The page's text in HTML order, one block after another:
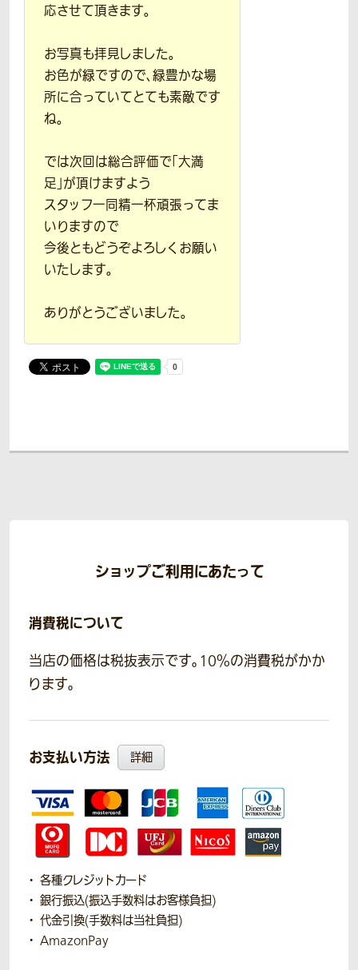
応させて頂きます。
お写真も拝見しました。
お色が緑ですので、緑豊かな場
所に合っていてとても素敵です
ね。
では次回は総合評価で「大満
足」が頂けますよう
スタッフ一同精一杯頑張ってま
いりますので
今後ともどうぞよろしくお願い
いたします。
ありがとうございました。
ショップご利用にあたって
消費税について
当店の価格は税抜表示です。10％の消費税がかか
ります。
お支払い方法 詳細
各種クレジットカード
銀行振込(振込手数料はお客様負担)
代金引換(手数料は当社負担)
AmazonPay